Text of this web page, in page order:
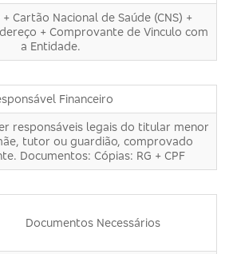
+ Cartão Nacional de Saúde (CNS) +
+ Comprovante de Vinculo com
a Entidade.
Financeiro
responsáveis legais do titular menor
tutor ou guardião, comprovado
Documentos: Cópias: RG + CPF
Documentos Necessários